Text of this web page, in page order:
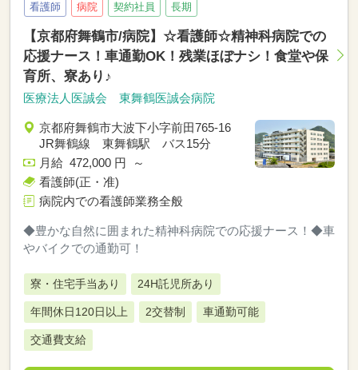
看護師 病院 契約社員 長期
【京都府舞鶴市/病院】☆看護師☆精神科病院での
応援ナース！車通勤OK！残業ほぼナシ！食堂や保
育所、寮あり♪
医療法人医誠会 東舞鶴医誠会病院
京都府舞鶴市大波下小字前田765-16
JR舞鶴線 東舞鶴駅 バス15分
月給 472,000 円 ～
看護師(正・准)
病院内での看護師業務全般
◆豊かな自然に囲まれた精神科病院での応援ナース！◆車
やバイクでの通勤可！
寮・住宅手当あり 24H託児所あり
年間休日120日以上 2交替制 車通勤可能
交通費支給